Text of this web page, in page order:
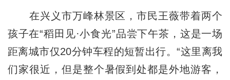
在兴义市万峰林景区，市民王薇带着两个
孩子在“稻田见·小食光”品尝下午茶，这是一场
距离城市仅20分钟车程的短暂出行。“这里离我
们家很近，但是整个暑假到处都是外地游客，